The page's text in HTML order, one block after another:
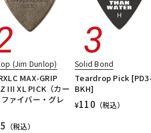
(Jim Dunlop)
MAX-GRIP
III XL PICK（カー
ァイバー・グレ
（税込）
Solid Bond
Teardrop Pick
BKH]
¥110 （税込）